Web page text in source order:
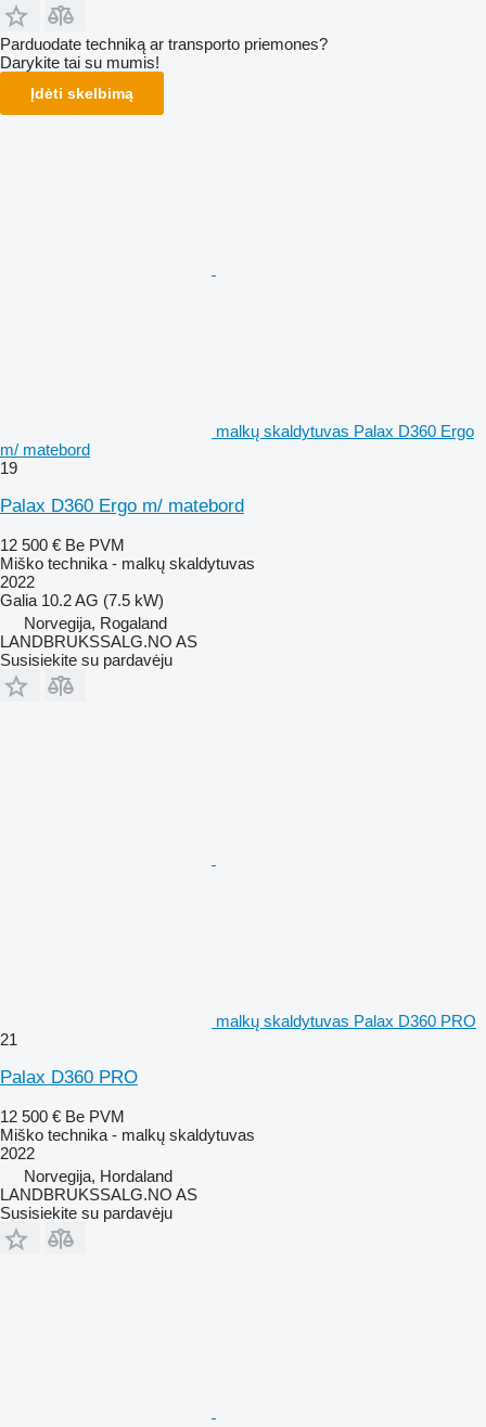
Parduodate techniką ar transporto priemones?
Darykite tai su mumis!
Įdėti skelbimą
malkų skaldytuvas Palax D360 Ergo
m/ matebord
19
Palax D360 Ergo m/ matebord
12 500 € Be PVM
Miško technika - malkų skaldytuvas
2022
Galia 10.2 AG (7.5 kW)
Norvegija, Rogaland
LANDBRUKSSALG.NO AS
Susisiekite su pardavėju
malkų skaldytuvas Palax D360 PRO
21
Palax D360 PRO
12 500 € Be PVM
Miško technika - malkų skaldytuvas
2022
Norvegija, Hordaland
LANDBRUKSSALG.NO AS
Susisiekite su pardavėju